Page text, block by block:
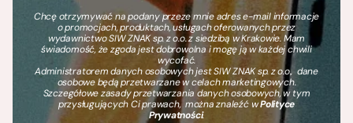
Chcę otrzymywać na podany przeze mnie adres e-mail informacje
o promocjach, produktach, usługach oferowanych przez
wydawnictwo SIW ZNAK sp. z o.o. z siedzibą w Krakowie. Mam
świadomość, że zgoda jest dobrowolna i mogę ją w każdej chwili
wycofać.
Administratorem danych osobowych jest SIW ZNAK sp. z o.o., dane
osobowe będą przetwarzane w celach marketingowych.
Szczegółowe zasady przetwarzania danych osobowych, w tym
przysługujących Ci prawach, można znaleźć wPolityce
Prywatności.